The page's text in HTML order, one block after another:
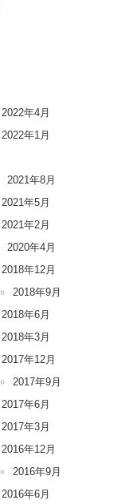
2022年4月
2022年1月
2021年8月
2021年5月
2021年2月
2020年4月
2018年12月
2018年9月
2018年6月
2018年3月
2017年12月
2017年9月
2017年6月
2017年3月
2016年12月
2016年9月
2016年6月